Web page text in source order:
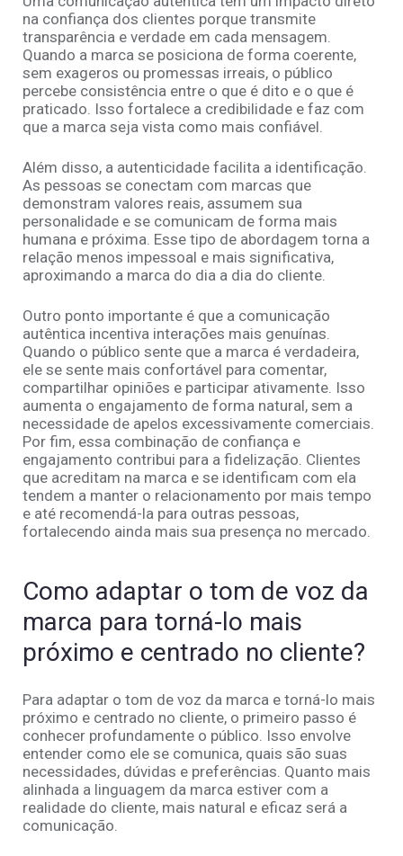
na confiança dos clientes porque transmite
transparência e verdade em cada mensagem.
Quando a marca se posiciona de forma coerente,
sem exageros ou promessas irreais, o público
percebe consistência entre o que é dito e o que é
praticado. Isso fortalece a credibilidade e faz com
que a marca seja vista como mais confiável.
Além disso, a autenticidade facilita a identificação.
As pessoas se conectam com marcas que
demonstram valores reais, assumem sua
personalidade e se comunicam de forma mais
humana e próxima. Esse tipo de abordagem torna a
relação menos impessoal e mais significativa,
aproximando a marca do dia a dia do cliente.
Outro ponto importante é que a comunicação
autêntica incentiva interações mais genuínas.
Quando o público sente que a marca é verdadeira,
ele se sente mais confortável para comentar,
compartilhar opiniões e participar ativamente. Isso
aumenta o engajamento de forma natural, sem a
necessidade de apelos excessivamente comerciais.
Por fim, essa combinação de confiança e
engajamento contribui para a fidelização. Clientes
que acreditam na marca e se identificam com ela
tendem a manter o relacionamento por mais tempo
e até recomendá-la para outras pessoas,
fortalecendo ainda mais sua presença no mercado.
Como adaptar o tom de voz da
marca para torná-lo mais
próximo e centrado no cliente?
Para adaptar o tom de voz da marca e torná-lo mais
próximo e centrado no cliente, o primeiro passo é
conhecer profundamente o público. Isso envolve
entender como ele se comunica, quais são suas
necessidades, dúvidas e preferências. Quanto mais
alinhada a linguagem da marca estiver com a
realidade do cliente, mais natural e eficaz será a
comunicação.